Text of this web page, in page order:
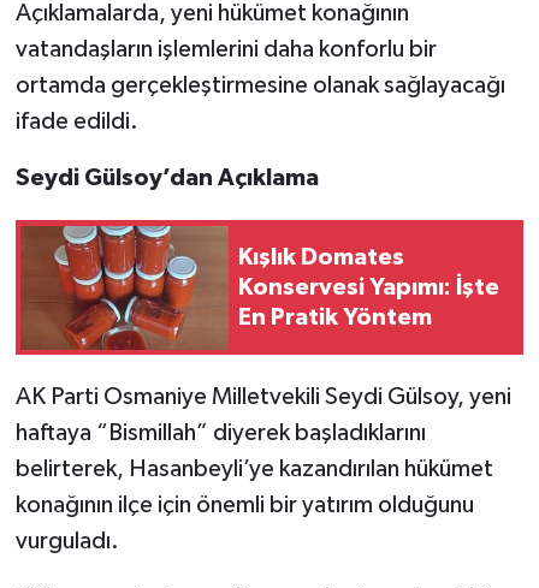
Açıklamalarda, yeni hükümet konağının
vatandaşların işlemlerini daha konforlu bir
ortamda gerçekleştirmesine olanak sağlayacağı
ifade edildi.
Seydi Gülsoy’dan Açıklama
Kışlık Domates
Konservesi Yapımı: İşte
En Pratik Yöntem
AK Parti Osmaniye Milletvekili Seydi Gülsoy, yeni
haftaya “Bismillah” diyerek başladıklarını
belirterek, Hasanbeyli’ye kazandırılan hükümet
konağının ilçe için önemli bir yatırım olduğunu
vurguladı.